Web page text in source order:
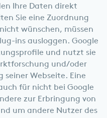
Ihre Daten direkt
Sie eine Zuordnung
wünschen, müssen
ins ausloggen. Google
und nutzt sie
und/oder
Webseite. Eine
für nicht bei Google
zur Erbringung von
um andere Nutzer des